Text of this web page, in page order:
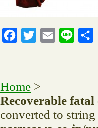
FacebookTwitter Email Line
Home >
Recoverable
converted to